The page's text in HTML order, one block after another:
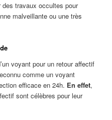
travaux occultes pour
malveillante ou une très
voyant pour un retour affectif
comme un voyant
efficace en 24h. En effet,
sont célèbres pour leur